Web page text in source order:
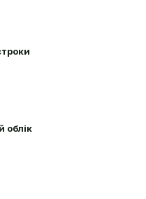
облік